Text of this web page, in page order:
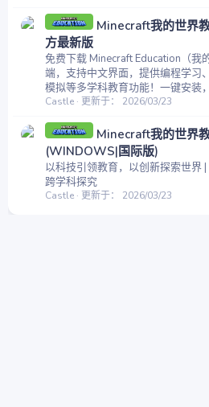
Minecraft我的世界
方最新版
免费下载 Minecraft Education（我
端，支持中文界面，提供编程学习
模拟等多学科教育功能！一键安装
Castle 更新于： 2026/03/23
Minecraft我的世界
(WINDOWS|国际版)
以科技引领教育，以创新探索世界 |
跨学科探究
Castle 更新于： 2026/03/23